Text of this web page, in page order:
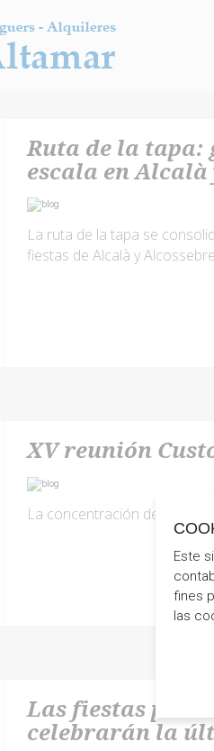
Ruta de la tapa:
escala en Alcalà
La ruta de la tapa se
fiestas de Alcalà y Alcossebre
XV reunión
La concentración de motos
Las fiestas
celebrarán la
Este
fines
las